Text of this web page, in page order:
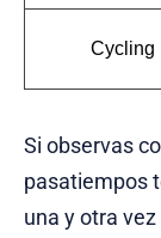
Cycling
Si observas
pasatiempos
una y otra